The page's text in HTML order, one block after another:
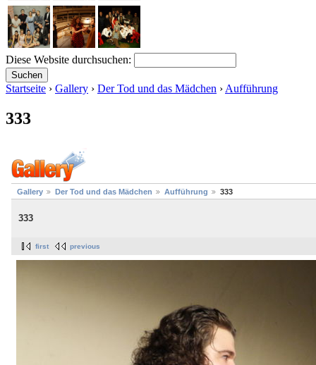
Diese Website durchsuchen:
Startseite › Gallery › Der Tod und das Mädchen › Aufführung
333
Gallery Der Tod und das Mädchen Aufführung 333
333
first previous